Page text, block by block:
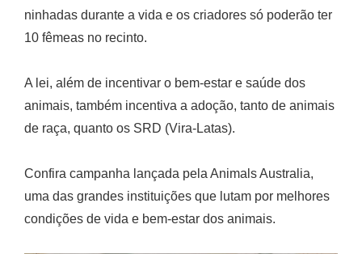
ninhadas durante a vida e os criadores só poderão ter
10 fêmeas no recinto.
A lei, além de incentivar o bem-estar e saúde dos
animais, também incentiva a adoção, tanto de animais
de raça, quanto os SRD (Vira-Latas).
Confira campanha lançada pela Animals Australia,
uma das grandes instituições que lutam por melhores
condições de vida e bem-estar dos animais.